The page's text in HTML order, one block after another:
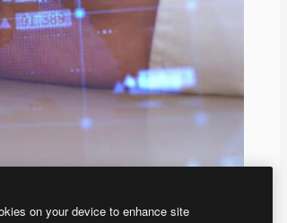
on your device to enhance site